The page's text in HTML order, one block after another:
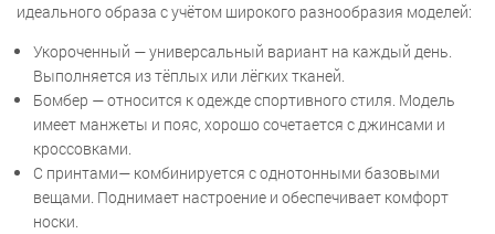
идеального образа с учётом широкого разнообразия моделей:
Укороченный — универсальный вариант на каждый день.
Выполняется из тёплых или лёгких тканей.
Бомбер — относится к одежде спортивного стиля. Модель
имеет манжеты и пояс, хорошо сочетается с джинсами и
кроссовками.
С принтами— комбинируется с однотонными базовыми
вещами. Поднимает настроение и обеспечивает комфорт
носки.